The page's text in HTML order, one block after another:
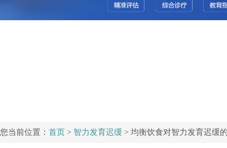
您当前位置： 首页 > 智力发育迟缓 > 均衡饮食对智力发育迟缓